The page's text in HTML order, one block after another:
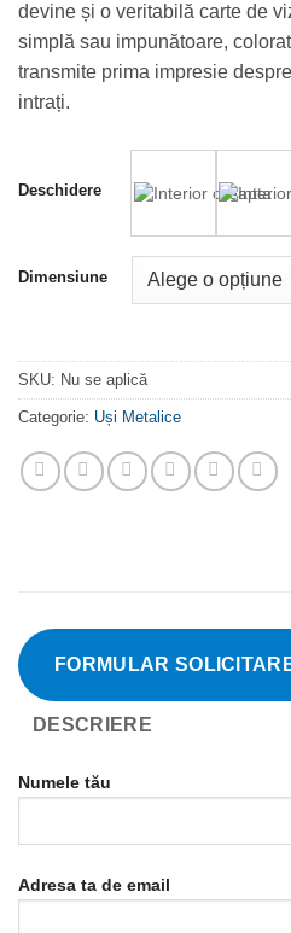
devine și o veritabilă carte de
simplă sau impunătoare,
transmite prima impresie
intrați.
Deschidere
Dimensiune
SKU: Nu se aplică
Categorie: Uși Metalice
FORMULAR
DESCRIERE
Numele tău
Adresa ta de email